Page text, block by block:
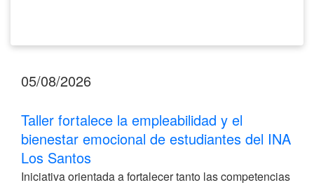
05/08/2026
Taller fortalece la empleabilidad y el
bienestar emocional de estudiantes del INA
Los Santos
Iniciativa orientada a fortalecer tanto las competencias